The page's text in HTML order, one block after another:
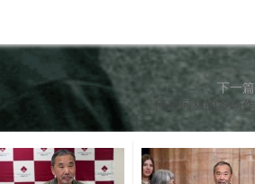
下一篇
何去何从的多崎作